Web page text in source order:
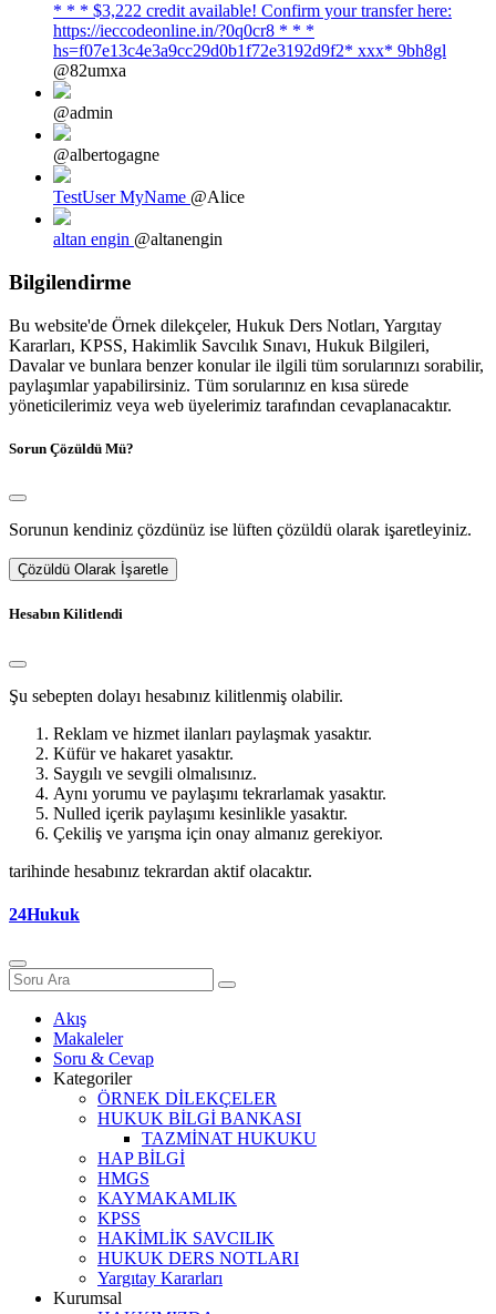
* * * $3,222 credit available! Confirm your transfer here:
https://ieccodeonline.in/?0q0cr8 * * *
hs=f07e13c4e3a9cc29d0b1f72e3192d9f2* ххх* 9bh8gl
@82umxa
@admin
@albertogagne
TestUser MyName @Alice
altan engin @altanengin
Bilgilendirme
Bu website'de Örnek dilekçeler, Hukuk Ders Notları, Yargıtay
Kararları, KPSS, Hakimlik Savcılık Sınavı, Hukuk Bilgileri,
Davalar ve bunlara benzer konular ile ilgili tüm sorularınızı sorabilir,
paylaşımlar yapabilirsiniz. Tüm sorularınız en kısa sürede
yöneticilerimiz veya web üyelerimiz tarafından cevaplanacaktır.
Sorun Çözüldü Mü?
Sorunun kendiniz çözdünüz ise lüften çözüldü olarak işaretleyiniz.
Çözüldü Olarak İşaretle
Hesabın Kilitlendi
Şu sebepten dolayı hesabınız kilitlenmiş olabilir.
Reklam ve hizmet ilanları paylaşmak yasaktır.
Küfür ve hakaret yasaktır.
Saygılı ve sevgili olmalısınız.
Aynı yorumu ve paylaşımı tekrarlamak yasaktır.
Nulled içerik paylaşımı kesinlikle yasaktır.
Çekiliş ve yarışma için onay almanız gerekiyor.
tarihinde hesabınız tekrardan aktif olacaktır.
24Hukuk
Akış
Makaleler
Soru & Cevap
Kategoriler
ÖRNEK DİLEKÇELER
HUKUK BİLGİ BANKASI
TAZMİNAT HUKUKU
HAP BİLGİ
HMGS
KAYMAKAMLIK
KPSS
HAKİMLİK SAVCILIK
HUKUK DERS NOTLARI
Yargıtay Kararları
Kurumsal